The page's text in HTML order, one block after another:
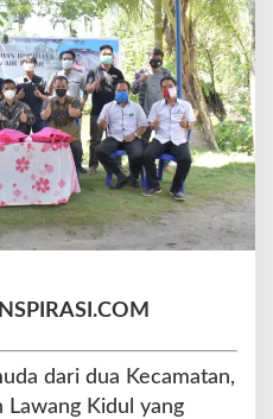
dari dua Kecamatan,
Lawang Kidul yang